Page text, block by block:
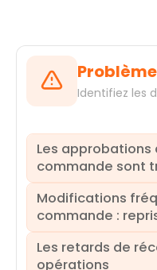
Identifiez les
Les approbations
commande sont
Les retards
constituent un
des dates de
immobilise le fonds
Modifications
commande :
Un volume élevé de
Les retards de
opérations